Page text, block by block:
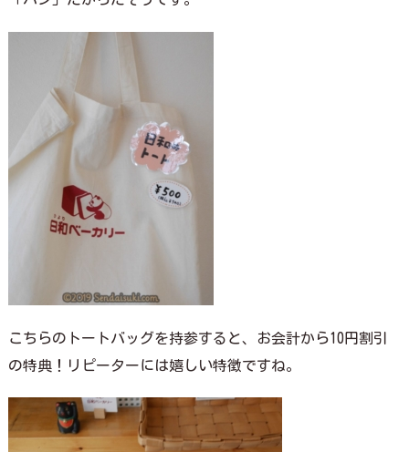
こちらのトートバッグを持参すると、お会計から10円割引
の特典！リピーターには嬉しい特徴ですね。